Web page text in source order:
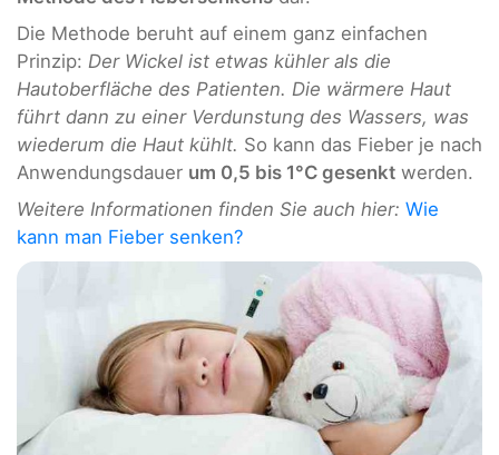
Die Methode beruht auf einem ganz einfachen
Prinzip: Der Wickel ist etwas kühler als die
Hautoberfläche des Patienten. Die wärmere Haut
führt dann zu einer Verdunstung des Wassers, was
wiederum die Haut kühlt. So kann das Fieber je nach
Anwendungsdauer um 0,5 bis 1°C gesenkt werden.
Weitere Informationen finden Sie auch hier: Wie
kann man Fieber senken?